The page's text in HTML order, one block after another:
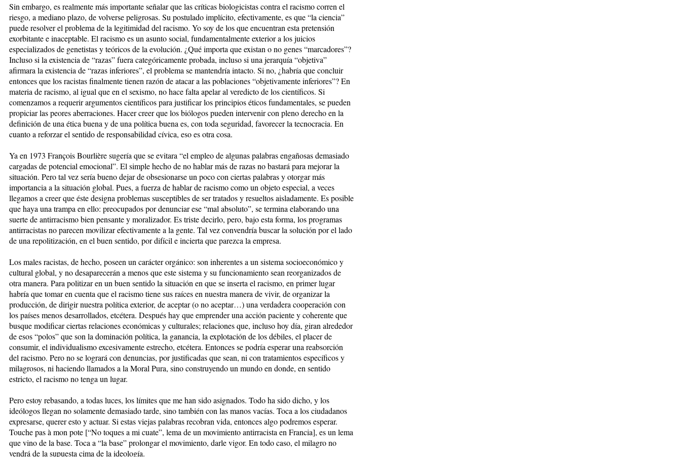
Sin embargo, es realmente más importante señalar que las críticas biologicistas contra el racismo corren el
riesgo, a mediano plazo, de volverse peligrosas. Su postulado implícito, efectivamente, es que “la ciencia”
puede resolver el problema de la legitimidad del racismo. Yo soy de los que encuentran esta pretensión
exorbitante e inaceptable. El racismo es un asunto social, fundamentalmente exterior a los juicios
especializados de genetistas y teóricos de la evolución. ¿Qué importa que existan o no genes “marcadores”?
Incluso si la existencia de “razas” fuera categóricamente probada, incluso si una jerarquía “objetiva”
afirmara la existencia de “razas inferiores”, el problema se mantendría intacto. Si no, ¿habría que concluir
entonces que los racistas finalmente tienen razón de atacar a las poblaciones “objetivamente inferiores”? En
materia de racismo, al igual que en el sexismo, no hace falta apelar al veredicto de los científicos. Si
comenzamos a requerir argumentos científicos para justificar los principios éticos fundamentales, se pueden
propiciar las peores aberraciones. Hacer creer que los biólogos pueden intervenir con pleno derecho en la
definición de una ética buena y de una política buena es, con toda seguridad, favorecer la tecnocracia. En
cuanto a reforzar el sentido de responsabilidad cívica, eso es otra cosa.
Ya en 1973 François Bourlière sugería que se evitara “el empleo de algunas palabras engañosas demasiado
cargadas de potencial emocional”. El simple hecho de no hablar más de razas no bastará para mejorar la
situación. Pero tal vez sería bueno dejar de obsesionarse un poco con ciertas palabras y otorgar más
importancia a la situación global. Pues, a fuerza de hablar de racismo como un objeto especial, a veces
llegamos a creer que éste designa problemas susceptibles de ser tratados y resueltos aisladamente. Es posible
que haya una trampa en ello: preocupados por denunciar ese “mal absoluto”, se termina elaborando una
suerte de antirracismo bien pensante y moralizador. Es triste decirlo, pero, bajo esta forma, los programas
antirracistas no parecen movilizar efectivamente a la gente. Tal vez convendría buscar la solución por el lado
de una repolitización, en el buen sentido, por difícil e incierta que parezca la empresa.
Los males racistas, de hecho, poseen un carácter orgánico: son inherentes a un sistema socioeconómico y
cultural global, y no desaparecerán a menos que este sistema y su funcionamiento sean reorganizados de
otra manera. Para politizar en un buen sentido la situación en que se inserta el racismo, en primer lugar
habría que tomar en cuenta que el racismo tiene sus raíces en nuestra manera de vivir, de organizar la
producción, de dirigir nuestra política exterior, de aceptar (o no aceptar…) una verdadera cooperación con
los países menos desarrollados, etcétera. Después hay que emprender una acción paciente y coherente que
busque modificar ciertas relaciones económicas y culturales; relaciones que, incluso hoy día, giran alrededor
de esos “polos” que son la dominación política, la ganancia, la explotación de los débiles, el placer de
consumir, el individualismo excesivamente estrecho, etcétera. Entonces se podría esperar una reabsorción
del racismo. Pero no se logrará con denuncias, por justificadas que sean, ni con tratamientos específicos y
milagrosos, ni haciendo llamados a la Moral Pura, sino construyendo un mundo en donde, en sentido
estricto, el racismo no tenga un lugar.
Pero estoy rebasando, a todas luces, los límites que me han sido asignados. Todo ha sido dicho, y los
ideólogos llegan no solamente demasiado tarde, sino también con las manos vacías. Toca a los ciudadanos
expresarse, querer esto y actuar. Si estas viejas palabras recobran vida, entonces algo podremos esperar.
Touche pas à mon pote [“No toques a mi cuate”, lema de un movimiento antirracista en Francia], es un lema
que vino de la base. Toca a “la base” prolongar el movimiento, darle vigor. En todo caso, el milagro no
vendrá de la supuesta cima de la ideología.